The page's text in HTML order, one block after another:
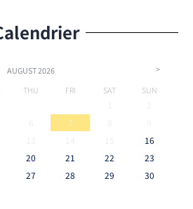
AUGUST2026
>
THU FRI SAT SUN
7
16
20 21 22
23
27 28 29
30